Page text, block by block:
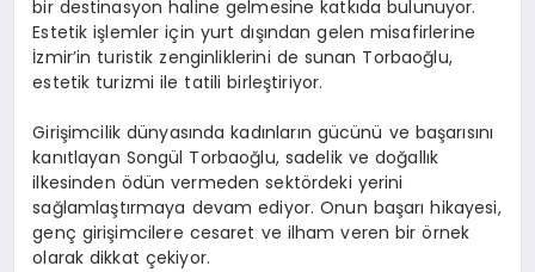
bir destinasyon haline gelmesine katkıda bulunuyor.
Estetik işlemler için yurt dışından gelen misafirlerine
İzmir’in turistik zenginliklerini de sunan Torbaoğlu,
estetik turizmi ile tatili birleştiriyor.
Girişimcilik dünyasında kadınların gücünü ve başarısını
kanıtlayan Songül Torbaoğlu, sadelik ve doğallık
ilkesinden ödün vermeden sektördeki yerini
sağlamlaştırmaya devam ediyor. Onun başarı hikayesi,
genç girişimcilere cesaret ve ilham veren bir örnek
olarak dikkat çekiyor.